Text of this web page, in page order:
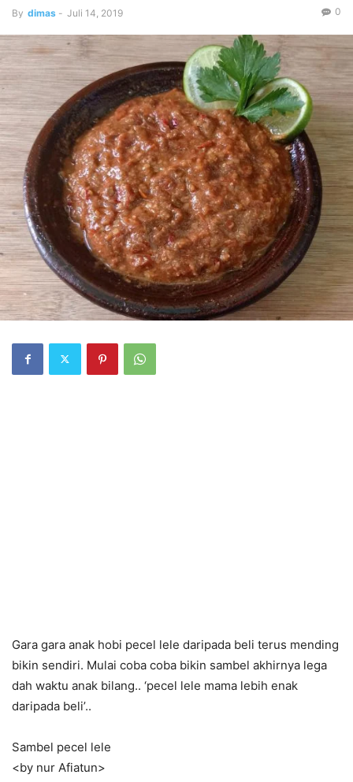
By dimas - Juli 14, 2019 0
Gara gara anak hobi pecel lele daripada beli terus mending
bikin sendiri. Mulai coba coba bikin sambel akhirnya lega
dah waktu anak bilang.. ‘pecel lele mama lebih enak
daripada beli’..
Sambel pecel lele
<by nur Afiatun>